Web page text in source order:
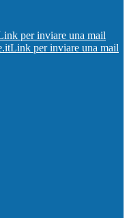
per inviare una mail
Link per inviare una mail